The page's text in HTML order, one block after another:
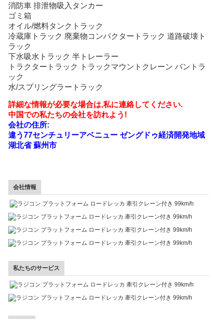
消防車 排泄物吸入タンカー
ゴミ箱
オイル/燃料タンクトラック
冷蔵庫トラック 廃棄物コンパクタートラック 道路破壊ト
ラック
下水吸水トラック 半トレーラー
トラクタートラック トラックマウントクレーン バントラ
ック
水/スプリングラートラック
詳細な情報が必要な場合は,私に連絡してください.
中国での私たちの会社を訪れよう!
会社の住所:
違う77センチュリーアベニュー ゼングドゥ経済開発地域
湖北省 蘇州市
会社情報
私たちのサービス